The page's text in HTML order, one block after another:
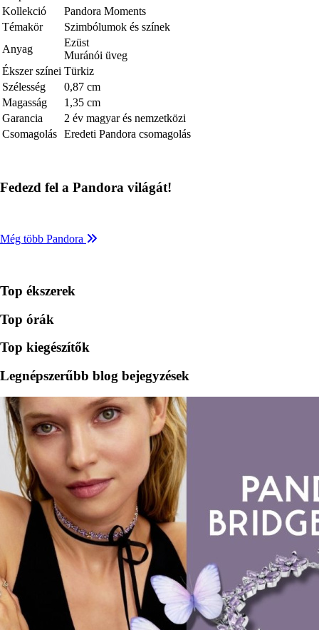
Kollekció
Pandora Moments
Témakör
Szimbólumok és színek
Anyag
Ezüst
Muránói üveg
Ékszer színei Türkiz
Szélesség
0,87 cm
Magasság
1,35 cm
Garancia
2 év magyar és nemzetközi
Csomagolás Eredeti Pandora csomagolás
Fedezd fel a Pandora világát!
Még több Pandora
Top ékszerek
Top órák
Top kiegészítők
Legnépszerűbb blog bejegyzések